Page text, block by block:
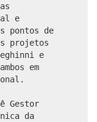
e
pontos de
projetos
e
em
Gestor
da